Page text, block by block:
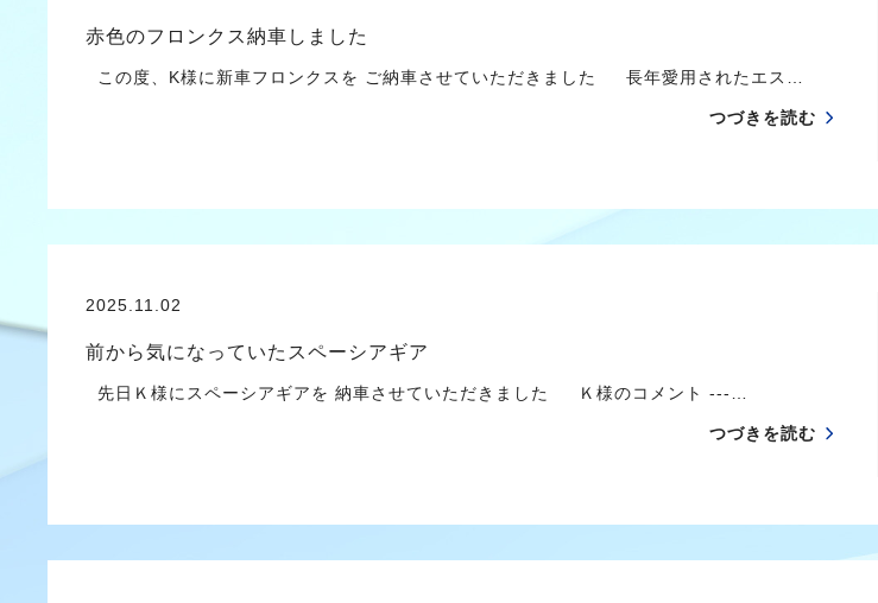
赤色のフロンクス納車しました
この度、K様に新車フロンクスを ご納車させていただきました 長年愛用されたエス…
つづきを読む
2025.11.02
前から気になっていたスペーシアギア
先日Ｋ様にスペーシアギアを 納車させていただきました Ｋ様のコメント ---…
つづきを読む